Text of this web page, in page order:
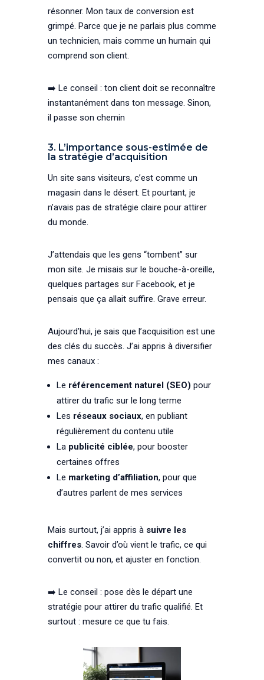
résonner. Mon taux de conversion est
grimpé. Parce que je ne parlais plus comme
un technicien, mais comme un humain qui
comprend son client.
➡️ Le conseil : ton client doit se reconnaître
instantanément dans ton message. Sinon,
il passe son chemin
3. L’importance sous-estimée de
la stratégie d’acquisition
Un site sans visiteurs, c’est comme un
magasin dans le désert. Et pourtant, je
n’avais pas de stratégie claire pour attirer
du monde.
J’attendais que les gens “tombent” sur
mon site. Je misais sur le bouche-à-oreille,
quelques partages sur Facebook, et je
pensais que ça allait suffire. Grave erreur.
Aujourd’hui, je sais que l’acquisition est une
des clés du succès. J’ai appris à diversifier
mes canaux :
Le référencement naturel (SEO) pour
attirer du trafic sur le long terme
Les réseaux sociaux, en publiant
régulièrement du contenu utile
La publicité ciblée, pour booster
certaines offres
Le marketing d’affiliation, pour que
d’autres parlent de mes services
Mais surtout, j’ai appris à suivre les
chiffres. Savoir d’où vient le trafic, ce qui
convertit ou non, et ajuster en fonction.
➡️ Le conseil : pose dès le départ une
stratégie pour attirer du trafic qualifié. Et
surtout : mesure ce que tu fais.